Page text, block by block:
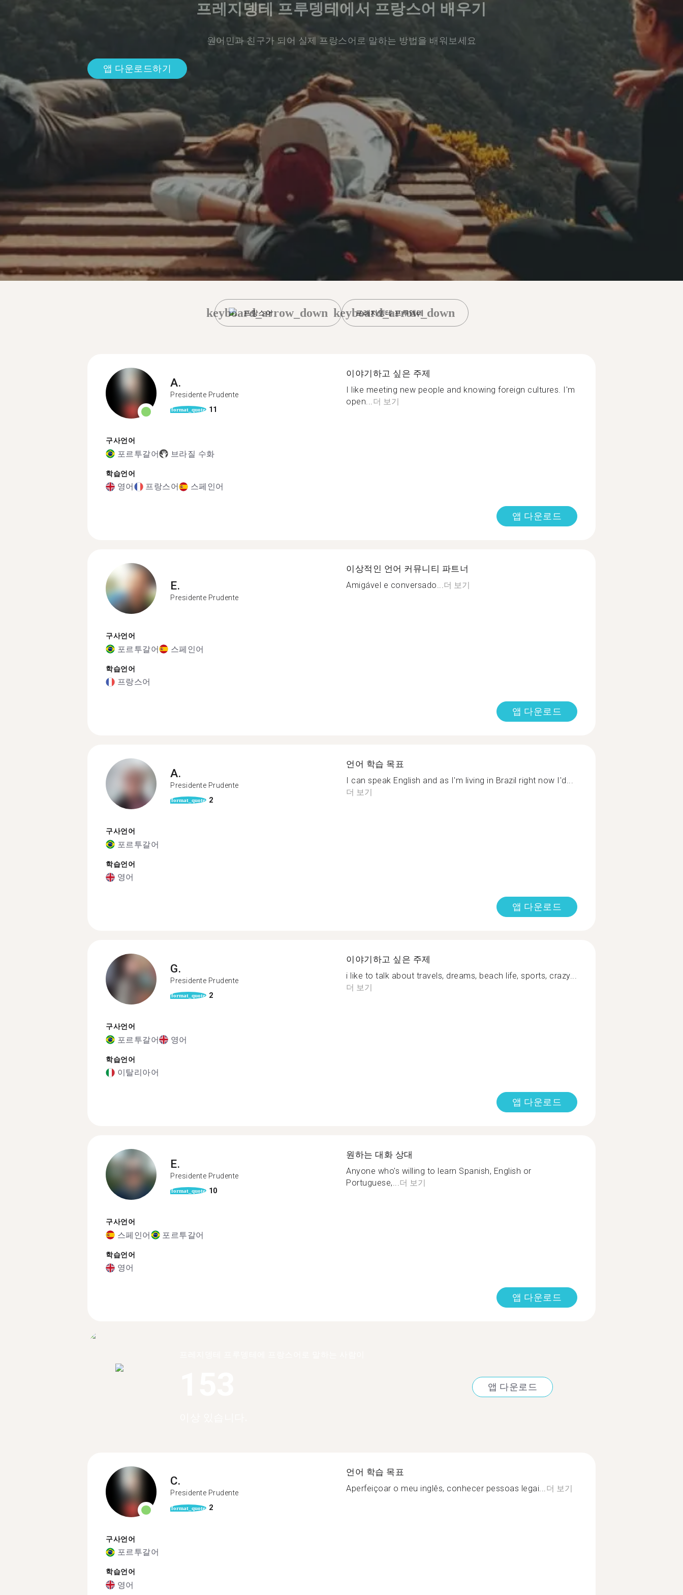
프레지뎅테 프루뎅테에서 프랑스어 배우기
원어민과 친구가 되어 실제 프랑스어로 말하는 방법을 배워보세요
앱 다운로드하기
프랑스어
keyboard_arrow_down 프레지뎅테 프루뎅테
keyboard_arrow_down
A.
Presidente Prudente
format_quote 11
구사언어
포르투갈어 브라질 수화
학습언어
영어 프랑스어 스페인어
이야기하고 싶은 주제
I like meeting new people and knowing foreign cultures. I'm
open...더 보기
앱 다운로드
E.
Presidente Prudente
구사언어
포르투갈어 스페인어
학습언어
프랑스어
이상적인 언어 커뮤니티 파트너
Amigável e conversado...더 보기
앱 다운로드
A.
Presidente Prudente
format_quote 2
구사언어
포르투갈어
학습언어
영어
언어 학습 목표
I can speak English and as I'm living in Brazil right now I'd...
더 보기
앱 다운로드
G.
Presidente Prudente
format_quote 2
구사언어
포르투갈어 영어
학습언어
이탈리아어
이야기하고 싶은 주제
i like to talk about travels, dreams, beach life, sports, crazy...
더 보기
앱 다운로드
E.
Presidente Prudente
format_quote 10
구사언어
스페인어 포르투갈어
학습언어
영어
원하는 대화 상대
Anyone who's willing to learn Spanish, English or
Portuguese,...더 보기
앱 다운로드
앱 다운로드
C.
Presidente Prudente
format_quote 2
구사언어
포르투갈어
학습언어
영어
언어 학습 목표
Aperfeiçoar o meu inglês, conhecer pessoas legai... 더 보기